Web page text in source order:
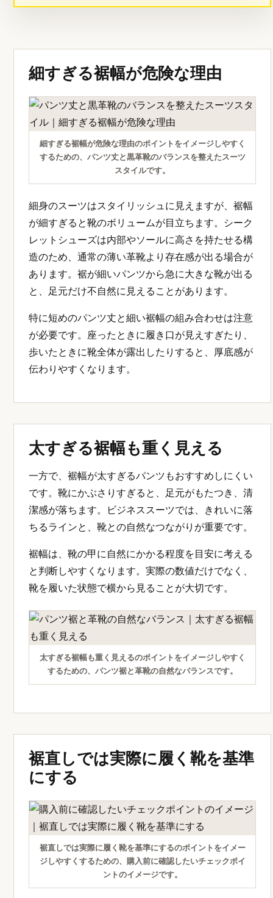
細すぎる裾幅が危険な理由
細すぎる裾幅が危険な理由のポイントをイメージしやすく
するための、パンツ丈と黒革靴のバランスを整えたスーツ
スタイルです。
細身のスーツはスタイリッシュに見えますが、裾幅
が細すぎると靴のボリュームが目立ちます。シーク
レットシューズは内部やソールに高さを持たせる構
造のため、通常の薄い革靴より存在感が出る場合が
あります。裾が細いパンツから急に大きな靴が出る
と、足元だけ不自然に見えることがあります。
特に短めのパンツ丈と細い裾幅の組み合わせは注意
が必要です。座ったときに履き口が見えすぎたり、
歩いたときに靴全体が露出したりすると、厚底感が
伝わりやすくなります。
太すぎる裾幅も重く見える
一方で、裾幅が太すぎるパンツもおすすめしにくい
です。靴にかぶさりすぎると、足元がもたつき、清
潔感が落ちます。ビジネススーツでは、きれいに落
ちるラインと、靴との自然なつながりが重要です。
裾幅は、靴の甲に自然にかかる程度を目安に考える
と判断しやすくなります。実際の数値だけでなく、
靴を履いた状態で横から見ることが大切です。
太すぎる裾幅も重く見えるのポイントをイメージしやすく
するための、パンツ裾と革靴の自然なバランスです。
裾直しでは実際に履く靴を基準
にする
裾直しでは実際に履く靴を基準にするのポイントをイメー
ジしやすくするための、購入前に確認したいチェックポイ
ントのイメージです。